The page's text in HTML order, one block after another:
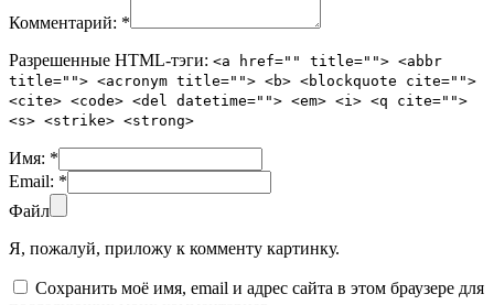
Комментарий: *
Разрешенные HTML-тэги: <a href="" title=""> <abbr
title=""> <acronym title=""> <b> <blockquote cite="">
<cite> <code> <del datetime=""> <em> <i> <q cite="">
<s> <strike> <strong>
Имя: *
Email: *
Файл
Я, пожалуй, приложу к комменту картинку.
Сохранить моё имя, email и адрес сайта в этом браузере для